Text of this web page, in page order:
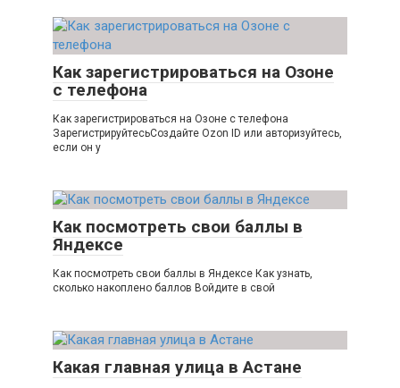
Как зарегистрироваться на Озоне
с телефона
Как зарегистрироваться на Озоне с телефона
ЗарегистрируйтесьСоздайте Ozon ID или авторизуйтесь,
если он у
Как посмотреть свои баллы в
Яндексе
Как посмотреть свои баллы в Яндексе Как узнать,
сколько накоплено баллов Войдите в свой
Какая главная улица в Астане